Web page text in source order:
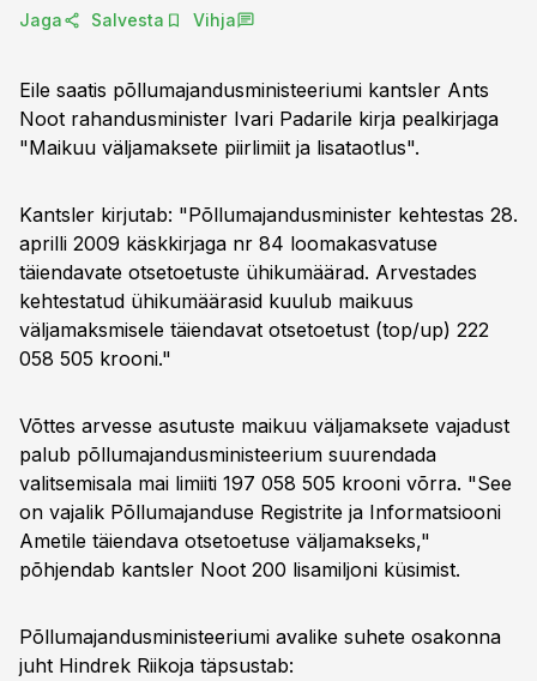
Jaga Salvesta Vihja
Eile saatis põllumajandusministeeriumi kantsler Ants
Noot rahandusminister Ivari Padarile kirja pealkirjaga
"Maikuu väljamaksete piirlimiit ja lisataotlus".
Kantsler kirjutab: "Põllumajandusminister kehtestas 28.
aprilli 2009 käskkirjaga nr 84 loomakasvatuse
täiendavate otsetoetuste ühikumäärad. Arvestades
kehtestatud ühikumäärasid kuulub maikuus
väljamaksmisele täiendavat otsetoetust (top/up) 222
058 505 krooni."
Võttes arvesse asutuste maikuu väljamaksete vajadust
palub põllumajandusministeerium suurendada
valitsemisala mai limiiti 197 058 505 krooni võrra. "See
on vajalik Põllumajanduse Registrite ja Informatsiooni
Ametile täiendava otsetoetuse väljamakseks,"
põhjendab kantsler Noot 200 lisamiljoni küsimist.
Põllumajandusministeeriumi avalike suhete osakonna
juht Hindrek Riikoja täpsustab: